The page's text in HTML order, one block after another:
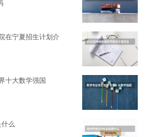
在宁夏招生计划介
十大数学强国
么